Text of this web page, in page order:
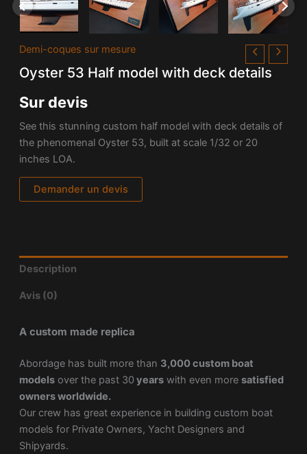
Demi-coques sur mesure
Oyster 53 Half model with deck details
Sur devis
See this stunning custom half model with deck details of
the phenomenal Oyster 53, built at scale 1/32 or 20
inches LOA.
Demander un devis
Description
Avis (0)
A custom made replica
Abordage has built more than 3,000 custom boat
modelsover the past 30 yearswith even more satisfied
owners worldwide.
Our crew has great experience in building custom boat
models for Private Owners, Yacht Designers and
Shipyards.